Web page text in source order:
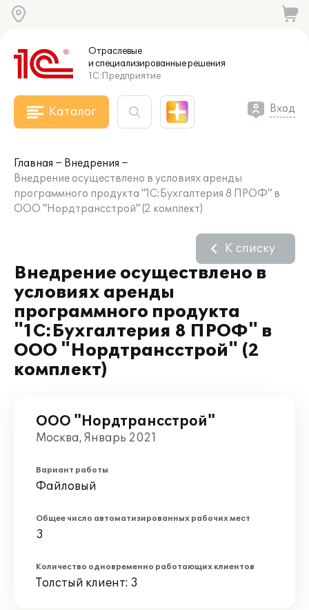
Отраслевые
и специализированныерешения
1С:Предприятие
Каталог Вход
Главная
Внедрения
Внедрение осуществлено в условиях аренды
программного продукта "1С:Бухгалтерия 8 ПРОФ" в
ООО "Нордтрансстрой" (2 комплект)
Внедрение осуществлено в
условиях аренды
программного продукта
"1С:Бухгалтерия 8 ПРОФ" в
ООО "Нордтрансстрой" (2
комплект)
К списку
ООО "Нордтрансстрой"
Москва, Январь 2021
Вариант работы
Файловый
Общее число автоматизированных рабочих мест
3
Количество одновременно работающих клиентов
Толстый клиент: 3